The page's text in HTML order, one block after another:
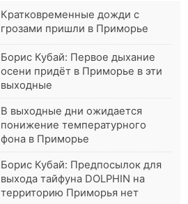
Кратковременные дожди с
грозами пришли в Приморье
Борис Кубай: Первое дыхание
осени придёт в Приморье в эти
выходные
В выходные дни ожидается
понижение температурного
фона в Приморье
Борис Кубай: Предпосылок для
выхода тайфуна DOLPHIN на
территорию Приморья нет